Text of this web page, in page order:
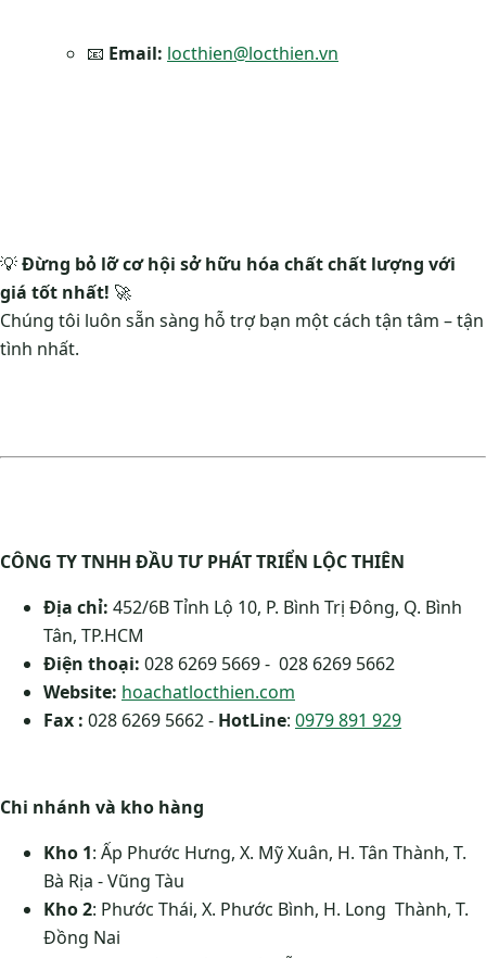
📧 Email: locthien@locthien.vn
💡Đừng bỏ lỡ cơ hội sở hữu hóa chất chất lượng với
giá tốt nhất! 🚀
Chúng tôi luôn sẵn sàng hỗ trợ bạn một cách tận tâm – tận
tình nhất.
CÔNG TY TNHH ĐẦU TƯ PHÁT TRIỂN LỘC THIÊN
Địa chỉ: 452/6B Tỉnh Lộ 10, P. Bình Trị Đông, Q. Bình
Tân, TP.HCM
Điện thoại: 028 6269 5669 - 028 6269 5662
Website: hoachatlocthien.com
Fax : 028 6269 5662 - HotLine: 0979 891 929
Chi nhánh và kho hàng
Kho 1: Ấp Phước Hưng, X. Mỹ Xuân, H. Tân Thành, T.
Bà Rịa - Vũng Tàu
Kho 2: Phước Thái, X. Phước Bình, H. Long Thành, T.
Đồng Nai